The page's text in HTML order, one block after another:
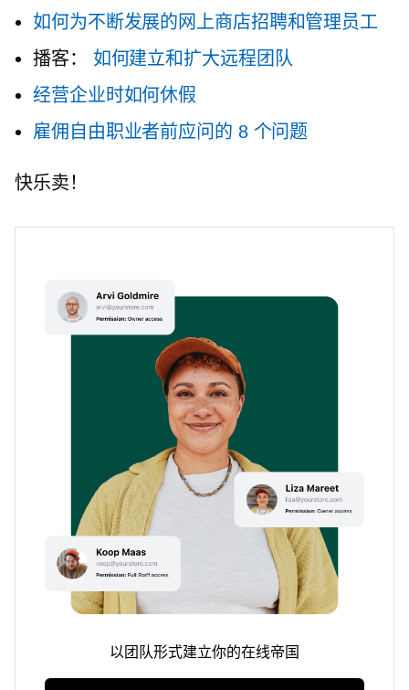
如何为不断发展的网上商店招聘和管理员工
播客： 如何建立和扩大远程团队
经营企业时如何休假
雇佣自由职业者前应问的 8 个问题
快乐卖！
以团队形式建立你的在线帝国